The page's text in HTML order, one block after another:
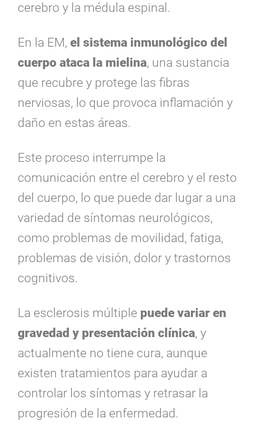
cerebro y la médula espinal.
En la EM, el sistema inmunológico del
cuerpo ataca la mielina, una sustancia
que recubre y protege las fibras
nerviosas, lo que provoca inflamación y
daño en estas áreas.
Este proceso interrumpe la
comunicación entre el cerebro y el resto
del cuerpo, lo que puede dar lugar a una
variedad de síntomas neurológicos,
como problemas de movilidad, fatiga,
problemas de visión, dolor y trastornos
cognitivos.
La esclerosis múltiple puede variar en
gravedad y presentación clínica, y
actualmente no tiene cura, aunque
existen tratamientos para ayudar a
controlar los síntomas y retrasar la
progresión de la enfermedad.